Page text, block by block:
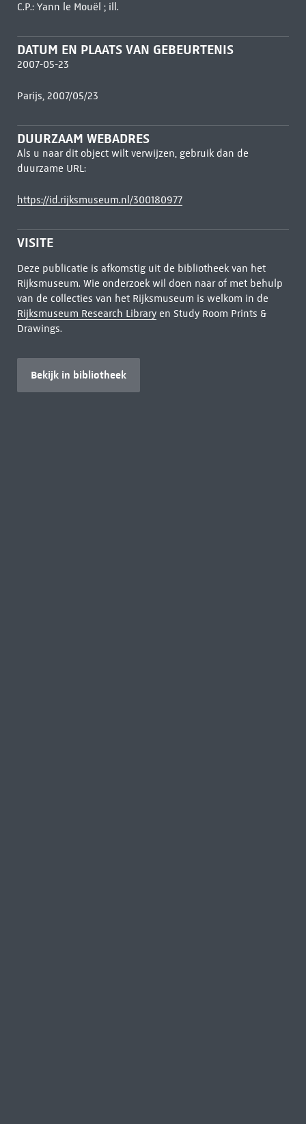
C.P.: Yann le Mouël ; ill.
DATUM EN PLAATS VAN GEBEURTENIS
2007-05-23
Parijs, 2007/05/23
DUURZAAM WEBADRES
Als u naar dit object wilt verwijzen, gebruik dan de
duurzame URL:
https://id.rijksmuseum.nl/300180977
VISITE
Deze publicatie is afkomstig uit de bibliotheek van het
Rijksmuseum. Wie onderzoek wil doen naar of met behulp
van de collecties van het Rijksmuseum is welkom in de
Rijksmuseum Research Libraryen Study Room Prints &
Drawings.
Bekijk in bibliotheek